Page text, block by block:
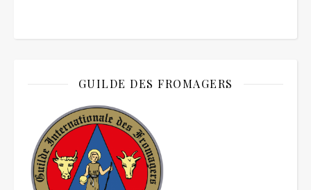
GUILDE DES FROMAGERS